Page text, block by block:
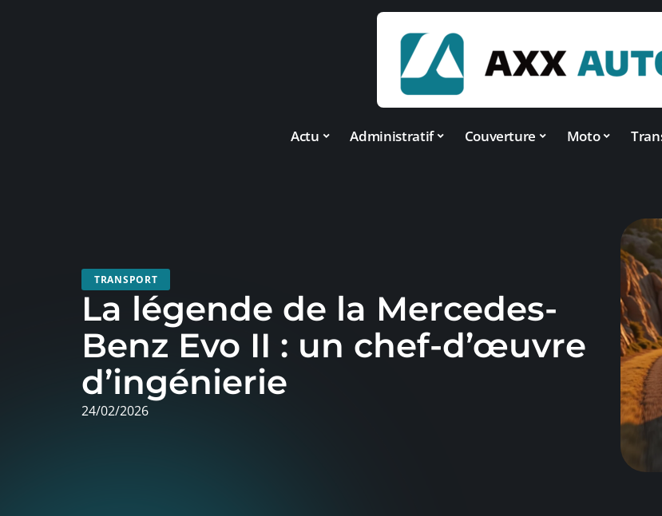
Actu Administratif Couverture Moto
TRANSPORT
La légende de la Mercedes-
Benz Evo II : un chef-d’œuvre
d’ingénierie
24/02/2026